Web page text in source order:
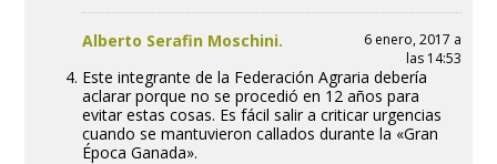
Alberto Serafin Moschini.
6 enero, 2017 a
las 14:53
Este integrante de la Federación Agraria debería
aclarar porque no se procedió en 12 años para
evitar estas cosas. Es fácil salir a criticar urgencias
cuando se mantuvieron callados durante la «Gran
Época Ganada».